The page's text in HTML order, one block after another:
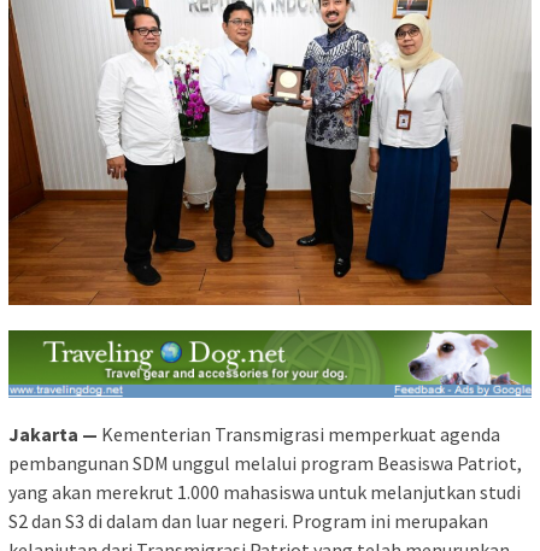
Jakarta — Kementerian Transmigrasi memperkuat agenda
pembangunan SDM unggul melalui program Beasiswa Patriot,
yang akan merekrut 1.000 mahasiswa untuk melanjutkan studi
S2 dan S3 di dalam dan luar negeri. Program ini merupakan